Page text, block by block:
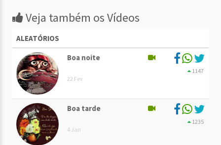
Veja também os Vídeos
ALEATÓRIOS
Boa noite
22 Fev
1147
Boa tarde
4 Jan
1235